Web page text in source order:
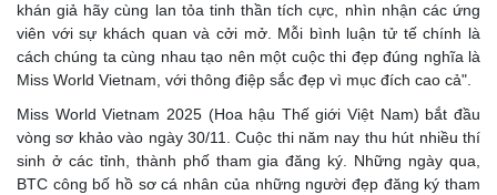
khán giả hãy cùng lan tỏa tinh thần tích cực, nhìn nhận các ứng
viên với sự khách quan và cởi mở. Mỗi bình luận tử tế chính là
cách chúng ta cùng nhau tạo nên một cuộc thi đẹp đúng nghĩa là
Miss World Vietnam, với thông điệp sắc đẹp vì mục đích cao cả".
Miss World Vietnam 2025 (Hoa hậu Thế giới Việt Nam) bắt đầu
vòng sơ khảo vào ngày 30/11. Cuộc thi năm nay thu hút nhiều thí
sinh ở các tỉnh, thành phố tham gia đăng ký. Những ngày qua,
BTC công bố hồ sơ cá nhân của những người đẹp đăng ký tham